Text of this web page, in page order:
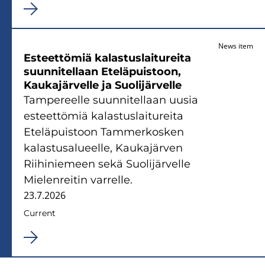
News item
Esteettömiä kalastuslaitureita
suunnitellaan Eteläpuistoon,
Kaukajärvelle ja Suolijärvelle
Tampereelle suunnitellaan uusia
esteettömiä kalastuslaitureita
Eteläpuistoon Tammerkosken
kalastusalueelle, Kaukajärven
Riihiniemeen sekä Suolijärvelle
Mielenreitin varrelle.
23.7.2026
Current